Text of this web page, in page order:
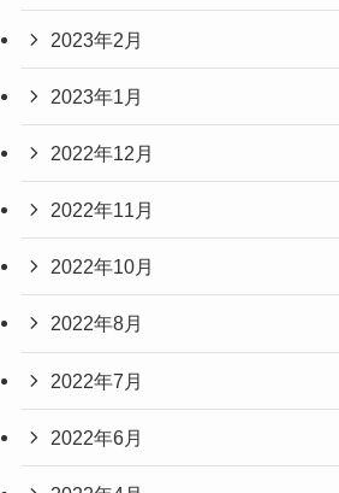
2023年2月
2023年1月
2022年12月
2022年11月
2022年10月
2022年8月
2022年7月
2022年6月